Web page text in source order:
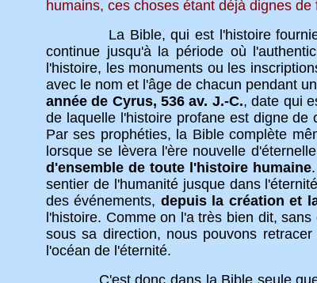
humains, ces choses étant déjà dignes de
La Bible, qui est l'histoire fournie
continue jusqu'à la période où
l'histoire, les monuments ou les
avec le nom et l'âge de chacun pendant
année de Cyrus, 536 av. J.-C., date qui
de laquelle l'histoire profane est digne
Par ses prophéties, la Bible complète
lorsque se lèvera l'ère nouvelle
d'ensemble de toute l'histoire humaine
sentier de l'humanité jusque dans
des événements, depuis la création et
l'histoire. Comme on l'a très bien dit,
sous sa direction, nous pouvons
l'océan de l'éternité.
C'est donc dans la Bible seule que